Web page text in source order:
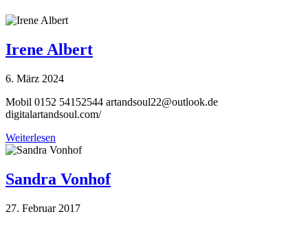
Irene Albert
6. März 2024
Mobil 0152 54152544 artandsoul22@outlook.de
digitalartandsoul.com/
Weiterlesen
Sandra Vonhof
27. Februar 2017